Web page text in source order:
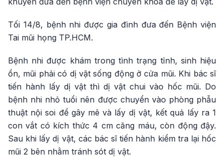
Tối 14/8, bệnh nhi được gia đình đưa đến Bệnh viện
Tai mũi họng TP.HCM.
Bệnh nhi được khám trong tình trạng tỉnh, sinh hiệu
ổn, mũi phải có dị vật sống động ở cửa mũi. Khi bác sĩ
tiến hành lấy dị vật thì dị vật chui vào hốc mũi. Do
bệnh nhi nhỏ tuổi nên được chuyển vào phòng phẫu
thuật nội soi để gây mê và lấy dị vật, kết quả lấy ra 1
con vắt có kích thức 4 cm căng máu, còn động đậy.
Sau khi lấy dị vật, các bác sĩ tiến hành kiểm tra lại hốc
mũi 2 bên nhằm tránh sót dị vật.